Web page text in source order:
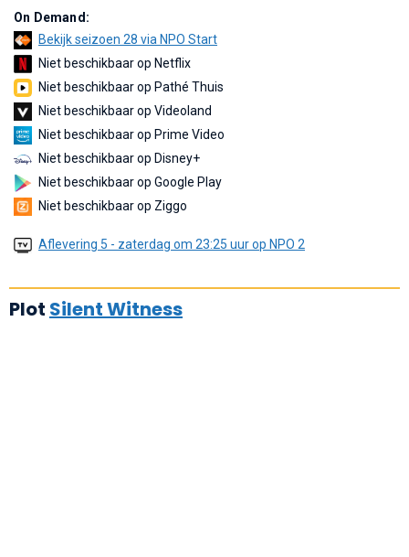
On Demand:
Bekijk seizoen 28 via NPO Start
Niet beschikbaar op Netflix
Niet beschikbaar op Pathé Thuis
Niet beschikbaar op Videoland
Niet beschikbaar op Prime Video
Niet beschikbaar op Disney+
Niet beschikbaar op Google Play
Niet beschikbaar op Ziggo
Aflevering 5 - zaterdag om 23:25 uur op NPO 2
Plot Silent Witness